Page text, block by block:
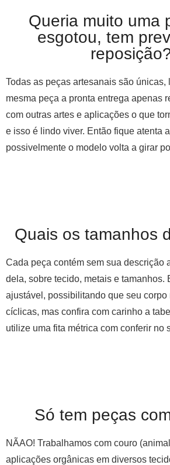
Queria muito uma
esgotou, tem
Todas as peças artesanais são únicas,
mesma peça a pronta entrega apenas
com outras artes e aplicações o que
e isso é lindo viver. Então fique atenta
possivelmente o modelo volta a girar
Quais os tamanhos
Cada peça contém sem sua descrição
dela, sobre tecido, metais e tamanhos.
ajustável, possibilitando que seu corpo
cíclicas, mas confira com carinho a
utilize uma fita métrica com conferir no
Só tem peças
NÃAO! Trabalhamos com couro
aplicações orgânicas em diversos